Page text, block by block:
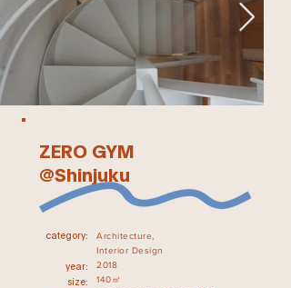
ZERO GYM
@Shinjuku
category:
year:
size:
Architecture,
Interior Design
2018
140㎡